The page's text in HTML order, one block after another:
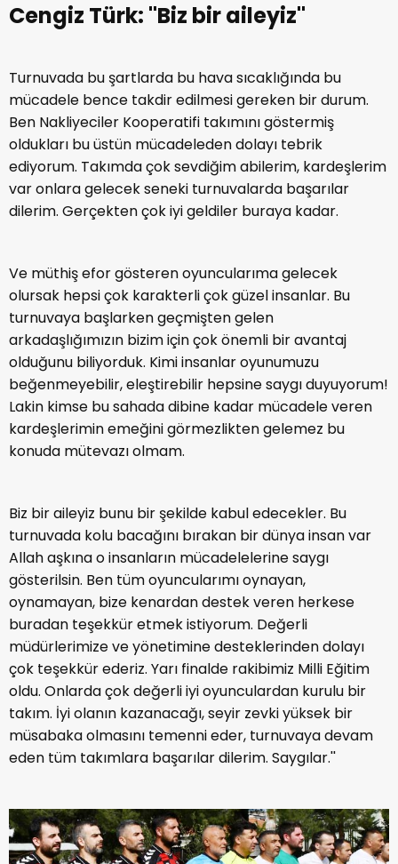
Cengiz Türk: ''Biz bir aileyiz''
Turnuvada bu şartlarda bu hava sıcaklığında bu
mücadele bence takdir edilmesi gereken bir durum.
Ben Nakliyeciler Kooperatifi takımını göstermiş
oldukları bu üstün mücadeleden dolayı tebrik
ediyorum. Takımda çok sevdiğim abilerim, kardeşlerim
var onlara gelecek seneki turnuvalarda başarılar
dilerim. Gerçekten çok iyi geldiler buraya kadar.
Ve müthiş efor gösteren oyuncularıma gelecek
olursak hepsi çok karakterli çok güzel insanlar. Bu
turnuvaya başlarken geçmişten gelen
arkadaşlığımızın bizim için çok önemli bir avantaj
olduğunu biliyorduk. Kimi insanlar oyunumuzu
beğenmeyebilir, eleştirebilir hepsine saygı duyuyorum!
Lakin kimse bu sahada dibine kadar mücadele veren
kardeşlerimin emeğini görmezlikten gelemez bu
konuda mütevazı olmam.
Biz bir aileyiz bunu bir şekilde kabul edecekler. Bu
turnuvada kolu bacağını bırakan bir dünya insan var
Allah aşkına o insanların mücadelelerine saygı
gösterilsin. Ben tüm oyuncularımı oynayan,
oynamayan, bize kenardan destek veren herkese
buradan teşekkür etmek istiyorum. Değerli
müdürlerimize ve yönetimine desteklerinden dolayı
çok teşekkür ederiz. Yarı finalde rakibimiz Milli Eğitim
oldu. Onlarda çok değerli iyi oyunculardan kurulu bir
takım. İyi olanın kazanacağı, seyir zevki yüksek bir
müsabaka olmasını temenni eder, turnuvaya devam
eden tüm takımlara başarılar dilerim. Saygılar.''